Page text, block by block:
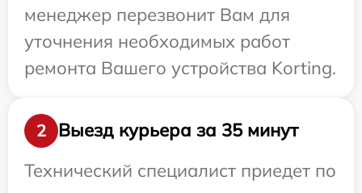
менеджер перезвонит Вам для
уточнения необходимых работ
ремонта Вашего устройства Korting.
2
Выезд курьера за 35 минут
Технический специалист приедет по